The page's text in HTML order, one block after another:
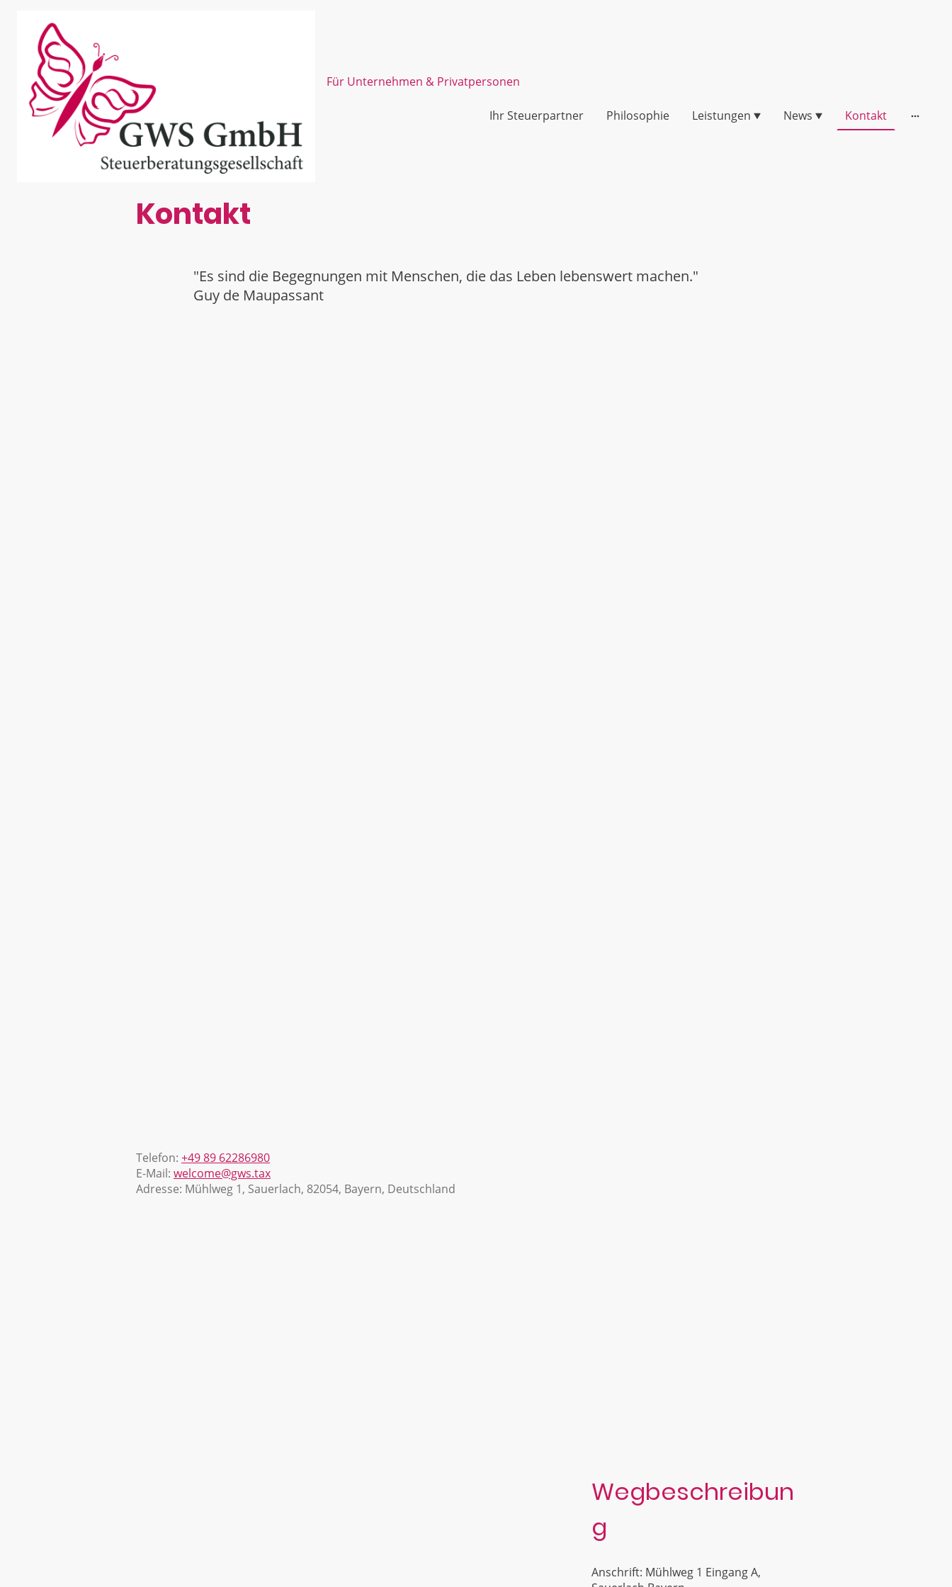
Für Unternehmen & Privatpersonen
Ihr Steuerpartner Philosophie Leistungen News Kontakt
Kontakt
"Es sind die Begegnungen mit Menschen, die das Leben lebenswert machen."
Guy de Maupassant
Telefon: +49 89 62286980
E-Mail: welcome@gws.tax
Adresse: Mühlweg 1, Sauerlach, 82054, Bayern, Deutschland
Wegbeschreibun
g
Anschrift: Mühlweg 1 Eingang A,